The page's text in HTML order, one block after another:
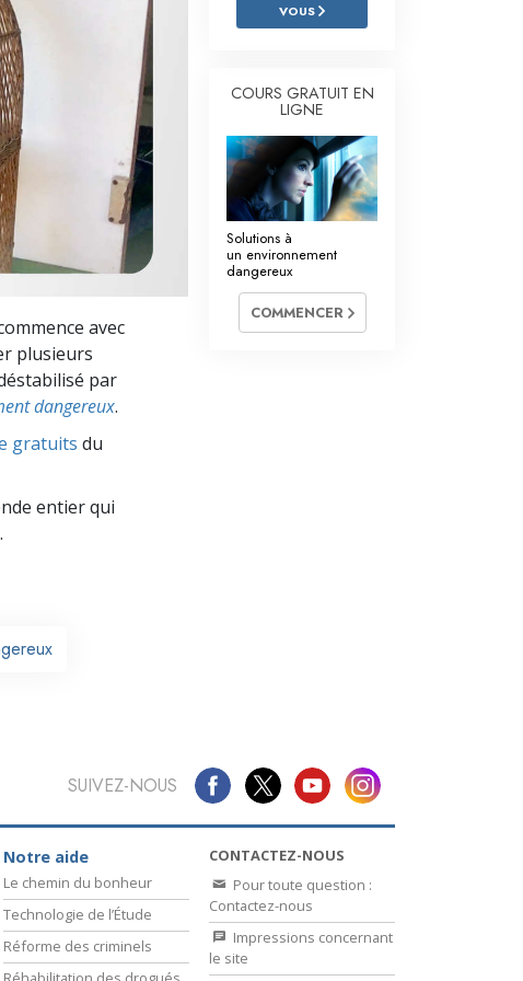
L’échelle des tons émotionnels
Réponses aux drogues
Les enfants
Des outils pour le monde du travail
L’éthique et les conditions
La raison de l’oppression
Les investigations
Les fondements de l’organisation
avec
plusieurs
par
dangereux.
gratuits du
entier qui
VOUS
COURS GRATUIT EN
LIGNE
Solutions à
un environnement
dangereux
COMMENCER
SUIVEZ-NOUS
Notre aide
Le chemin du bonheur
Technologie de l’Étude
Réforme des criminels
CONTACTEZ-NOUS
Pour toute question :
Contactez-nous
Impressions concernant
le site